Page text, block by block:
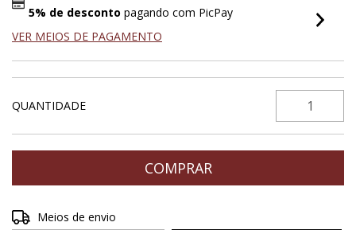
5% de desconto pagando com PicPay
VER MEIOS DE PAGAMENTO
QUANTIDADE
Entregas para o CEP:
Meios de envio